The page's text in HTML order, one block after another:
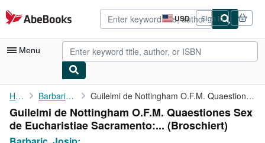
Skip to main content
AbeBooks.com USD
Site
shopping
preferences
Sign in
Menu
My Account
My Purchases
Advanced Search
Home Barbaric, Josip: Guilelmi de Nottingham O.F.M. Quaestiones Sex de Eucharistiae ...
Guilelmi de Nottingham O.F.M. Quaestiones Sex
de Eucharistiae Sacramento:... (Broschiert)